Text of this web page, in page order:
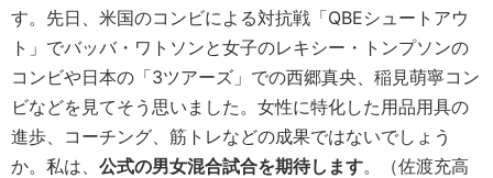
す。先日、米国のコンビによる対抗戦「QBEシュートアウ
ト」でバッバ・ワトソンと女子のレキシー・トンプソンの
コンビや日本の「3ツアーズ」での西郷真央、稲見萌寧コン
ビなどを見てそう思いました。女性に特化した用品用具の
進歩、コーチング、筋トレなどの成果ではないでしょう
か。私は、 公式の男女混合試合を期待します。（佐渡充高